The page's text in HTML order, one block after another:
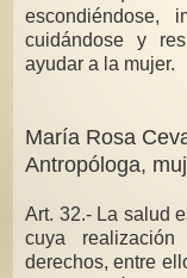
escondiéndose,
cuidándose y
ayudar a la mujer.
María Rosa
Antropóloga,
Art. 32.- La salud
cuya
derechos, entre